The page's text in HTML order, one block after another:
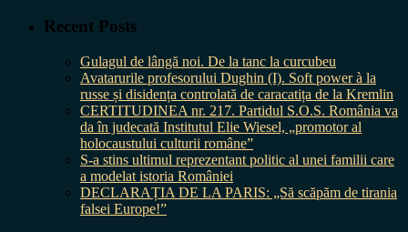
Recent Posts
Gulagul de lângă noi. De la tanc la curcubeu
Avatarurile profesorului Dughin (I). Soft power à la
russe și disidența controlată de caracatița de la Kremlin
CERTITUDINEA nr. 217. Partidul S.O.S. România va
da în judecată Institutul Elie Wiesel, „promotor al
holocaustului culturii române”
S-a stins ultimul reprezentant politic al unei familii care
a modelat istoria României
DECLARAȚIA DE LA PARIS: „Să scăpăm de tirania
falsei Europe!”